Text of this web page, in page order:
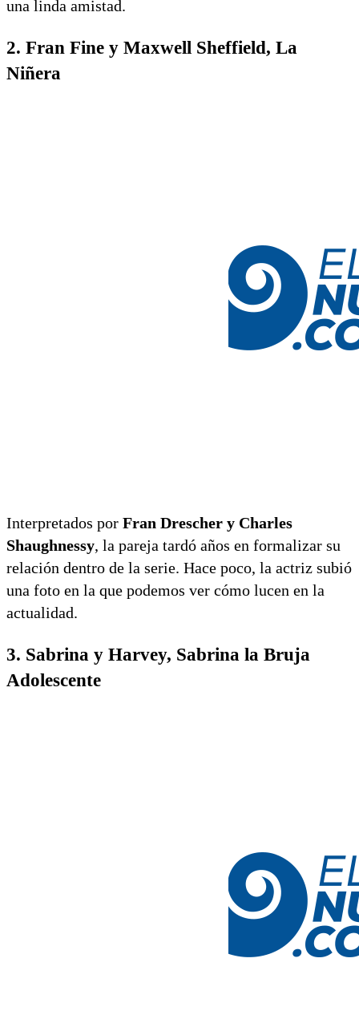
una linda amistad.
2. Fran Fine y Maxwell Sheffield, La
Niñera
Interpretados por Fran Drescher y Charles
Shaughnessy, la pareja tardó años en formalizar su
relación dentro de la serie. Hace poco, la actriz subió
una foto en la que podemos ver cómo lucen en la
actualidad.
3. Sabrina y Harvey, Sabrina la Bruja
Adolescente